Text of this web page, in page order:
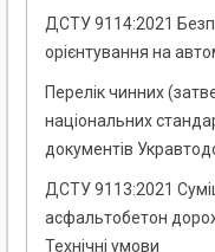
ДСТУ 9114:2021
орієнтування на
Перелік чинних
національних
документів
ДСТУ 9113:2021
асфальтобетон
Технічні умови